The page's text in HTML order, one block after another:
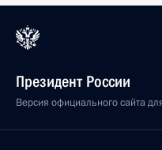
Президент России
Версия официального сайта